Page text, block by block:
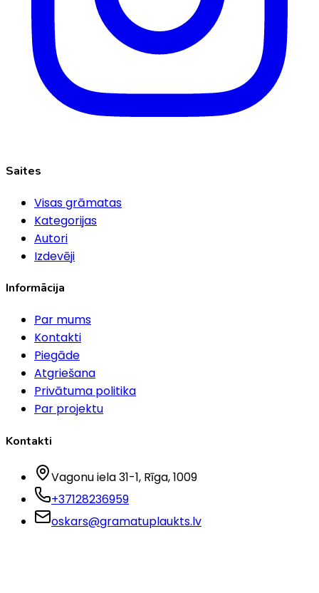
Saites
Visas grāmatas
Kategorijas
Autori
Izdevēji
Informācija
Par mums
Kontakti
Piegāde
Atgriešana
Privātuma politika
Par projektu
Kontakti
Vagonu iela 31-1, Rīga, 1009
+37128236959
oskars@gramatuplaukts.lv